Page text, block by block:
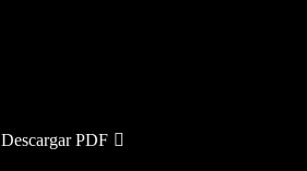
Descargar PDF